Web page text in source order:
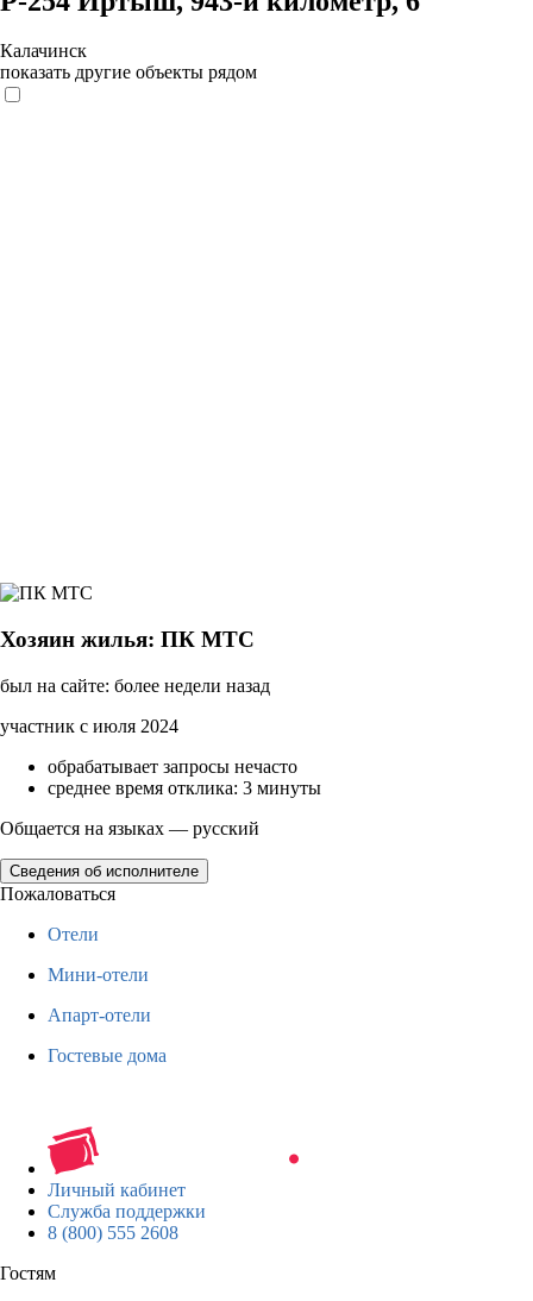
Калачинск
показать другие объекты рядом
Хозяин жилья: ПК МТС
был на сайте: более недели назад
участник с июля 2024
обрабатывает запросы нечасто
среднее время отклика: 3 минуты
Общается на языках — русский
Сведения об исполнителе
Пожаловаться
Отели
Мини-отели
Апарт-отели
Гостевые дома
Личный кабинет
Служба поддержки
8 (800) 555 2608
Гостям